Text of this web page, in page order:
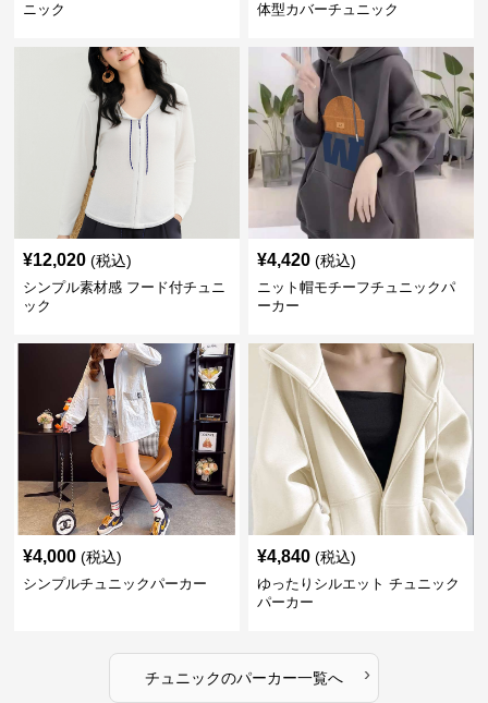
ニック
体型カバーチュニック
¥12,020 (税込)
シンプル素材感 フード付チュニ
ック
¥4,420 (税込)
ニット帽モチーフチュニックパ
ーカー
¥4,000 (税込)
シンプルチュニックパーカー
¥4,840 (税込)
ゆったりシルエット チュニック
パーカー
チュニックのパーカー一覧へ ›